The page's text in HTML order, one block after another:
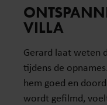
VILLA
Gerard laat weten
tijdens de
hem goed en
wordt gefilmd,